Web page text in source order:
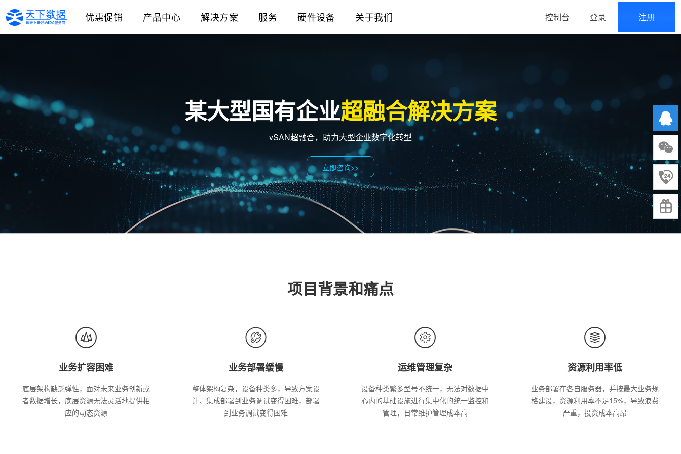
优惠促销 产品中心 解决方案 服务 硬件设备 关于我们 控制台 登录 注册
某大型国有企业超融合解决方案
vSAN超融合，助力大型企业数字化转型
立即咨询>>
项目背景和痛点
业务扩容困难
底层架构缺乏弹性，面对未来业务创新或
者数据增长，底层资源无法灵活地提供相
应的动态资源
业务部署缓慢
整体架构复杂，设备种类多，导致方案设
计、集成部署到业务调试变得困难，部署
到业务调试变得困难
运维管理复杂
设备种类繁多型号不统一，无法对数据中
心内的基础设施进行集中化的统一监控和
管理，日常维护管理成本高
资源利用率低
业务部署在各自服务器，并按最大业务规
格建设，资源利用率不足15%，导致浪费
严重，投资成本高昂